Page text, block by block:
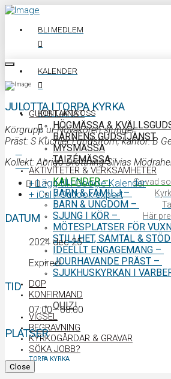
BLI MEDLEM
KALENDER
KONTAKTA OSS
0340 64 11 00
GUDSTJÄNST
HÖGMÄSSA &
BARNENS GUDSTJÄNST
MYSMÄSSA
TAIZÉMÄSSA
AKTIVITETER & VERKSAMHETER
KALENDER– Se vad
BARN & FAMILJ–
BARN & UNGDOM –
SJUNG I KÖR – Här
MÖTESPLATSER FÖR
STILLHET, SAMTAL & STÖD
IDEELLT ENGAGEMANG –
JOURHAVANDE PRÄST –
SJUKHUSKYRKAN I
DOP
KONFIRMAND
QUIZ!
VIGSEL
BEGRAVNING
KYRKOGÅRDAR & GRAVAR
SÖKA JOBB?
Close
JULOTTA I TORPA KYRKA
Körgrupp ur Novakören sjunger
Präst: S Kuchler Lundström, kantor: B
Kollekt: Abrigo Drottning Silvias
+ Lägg till i Google Kalender
+ iCal / Outlook export
DATUM
2024 dec 25
Expired!
TID
07:00 - 08:00
PLATSER
TORPA KYRKA